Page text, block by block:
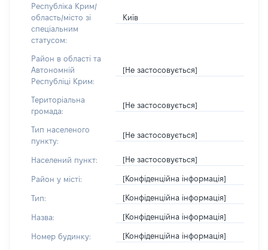
Республіка Крим/
область/місто зі
спеціальним
статусом:
Київ
Район в області та
Автономній
Республіці Крим:
[Не застосовується]
Територіальна
громада:
[Не застосовується]
Тип населеного
пункту:
[Не застосовується]
Населений пункт: [Не застосовується]
Район у місті: [Конфіденційна інформація]
Тип: [Конфіденційна інформація]
Назва: [Конфіденційна інформація]
Номер будинку: [Конфіденційна інформація]